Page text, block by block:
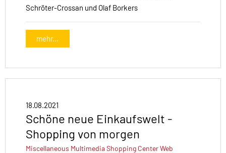
Schröter-Crossan und Olaf Borkers
mehr...
18.08.2021
Schöne neue Einkaufswelt -
Shopping von morgen
Miscellaneous MultimediaShopping CenterWeb